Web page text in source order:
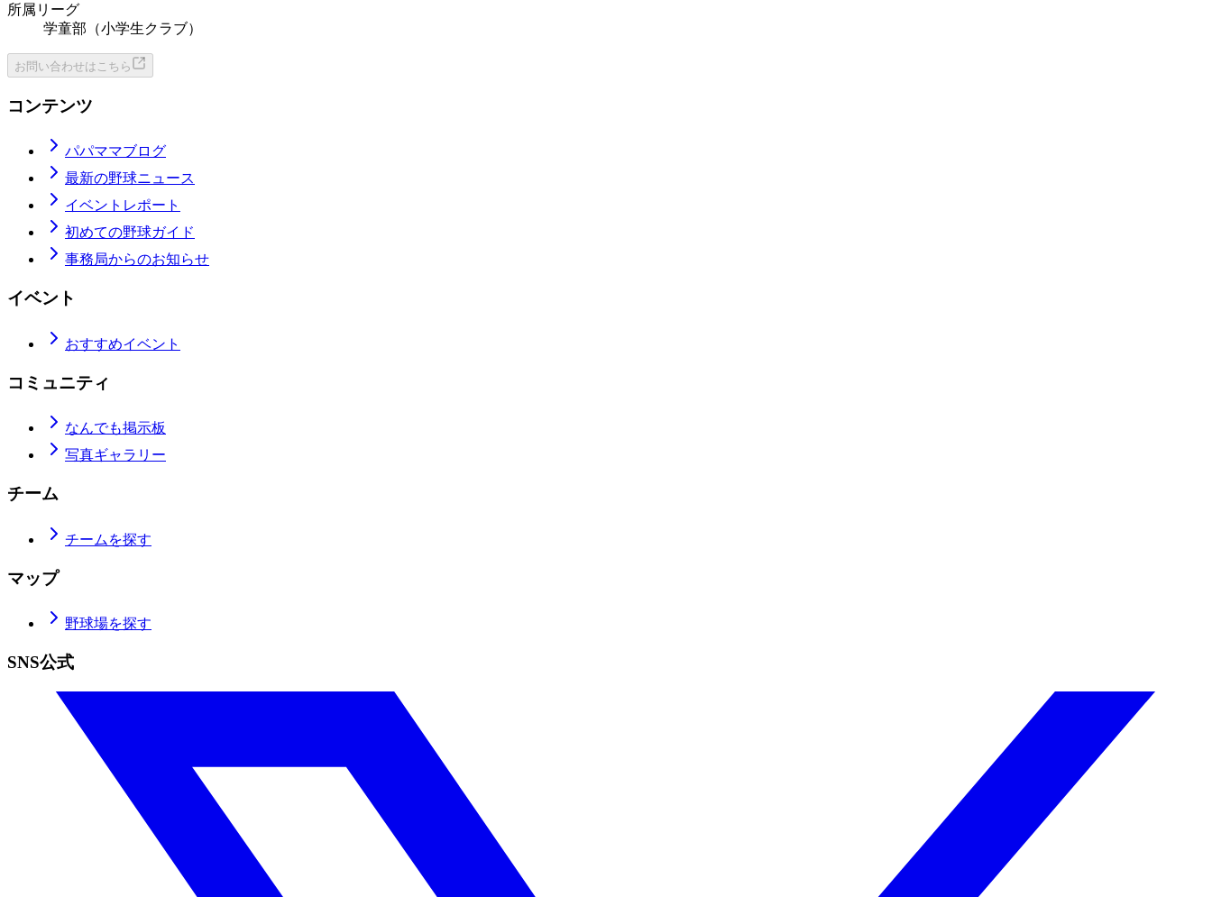
所属リーグ
学童部（小学生クラブ）
お問い合わせはこちら
コンテンツ
パパママブログ
最新の野球ニュース
イベントレポート
初めての野球ガイド
事務局からのお知らせ
イベント
おすすめイベント
コミュニティ
なんでも掲示板
写真ギャラリー
チーム
チームを探す
マップ
野球場を探す
SNS公式